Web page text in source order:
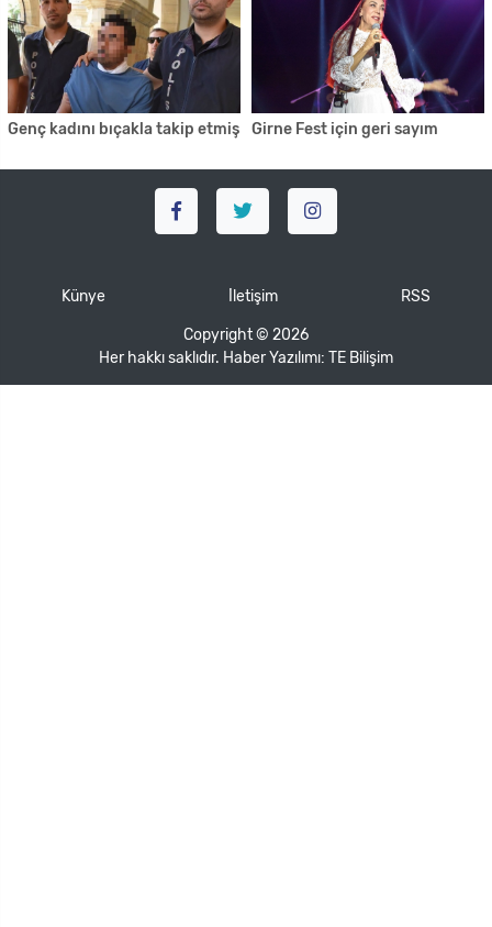
Genç kadını bıçakla takip etmiş Girne Fest için geri sayım
Künye İletişim RSS
Copyright © 2026
Her hakkı saklıdır. Haber Yazılımı: TE Bilişim